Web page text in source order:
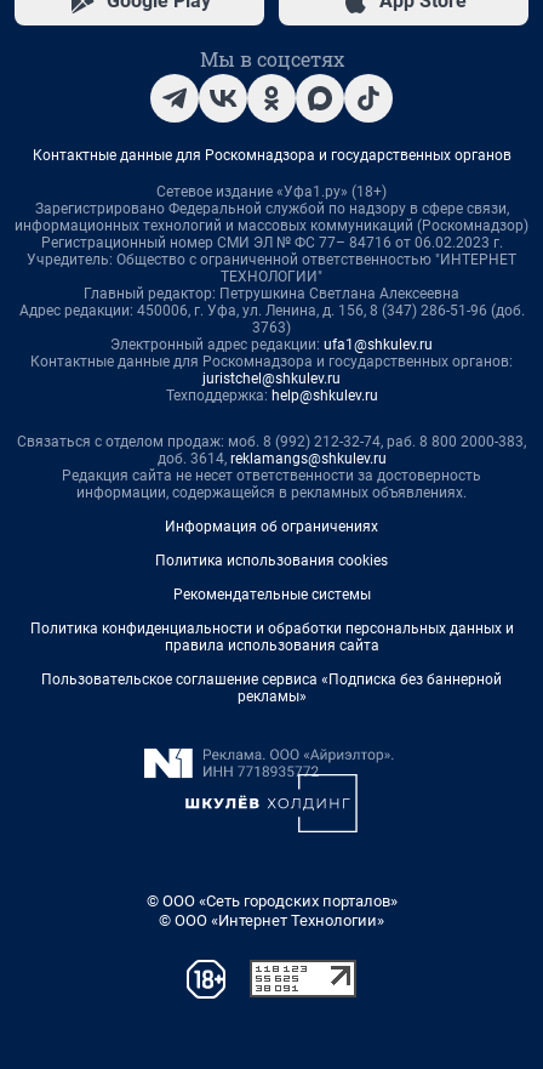
Мы в соцсетях
Контактные данные для Роскомнадзора и государственных органов
Сетевое издание «Уфа1.ру» (18+)
Зарегистрировано Федеральной службой по надзору в сфере связи,
информационных технологий и массовых коммуникаций (Роскомнадзор)
Регистрационный номер СМИ ЭЛ № ФС 77– 84716 от 06.02.2023 г.
Учредитель: Общество с ограниченной ответственностью "ИНТЕРНЕТ
ТЕХНОЛОГИИ"
Главный редактор: Петрушкина Светлана Алексеевна
Адрес редакции: 450006, г. Уфа, ул. Ленина, д. 156, 8 (347) 286-51-96 (доб.
3763)
Электронный адрес редакции: ufa1@shkulev.ru
Контактные данные для Роскомнадзора и государственных органов:
juristchel@shkulev.ru
Техподдержка: help@shkulev.ru
Связаться с отделом продаж: моб. 8 (992) 212-32-74, раб. 8 800 2000-383,
доб. 3614, reklamangs@shkulev.ru
Редакция сайта не несет ответственности за достоверность
информации, содержащейся в рекламных объявлениях.
Информация об ограничениях
Политика использования cookies
Рекомендательные системы
Политика конфиденциальности и обработки персональных данных и
правила использования сайта
Пользовательское соглашение сервиса «Подписка без баннерной
рекламы»
© ООО «Сеть городских порталов»
© ООО «Интернет Технологии»